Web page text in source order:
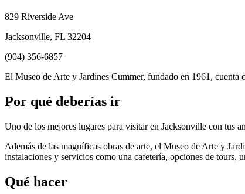
829 Riverside Ave
Jacksonville, FL 32204
(904) 356-6857
El Museo de Arte y Jardines Cummer, fundado en 1961, cuenta
Por qué deberías ir
Uno de los mejores lugares para visitar en Jacksonville con tus
Además de las magníficas obras de arte, el Museo de Arte y
instalaciones y servicios como una cafetería, opciones de tours,
Qué hacer